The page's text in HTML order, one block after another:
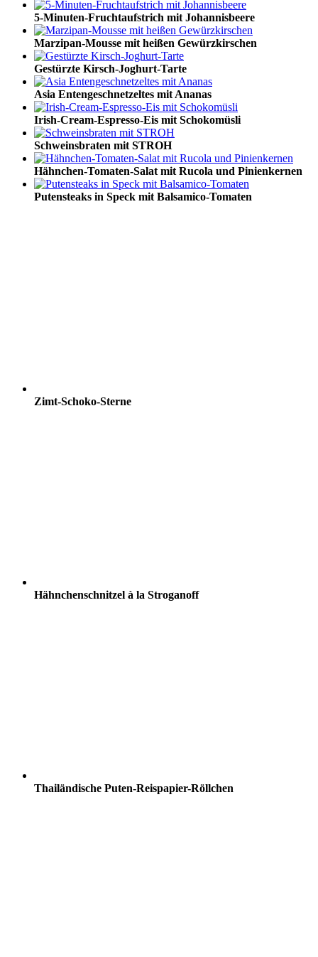
5-Minuten-Fruchtaufstrich mit Johannisbeere
Marzipan-Mousse mit heißen Gewürzkirschen
Gestürzte Kirsch-Joghurt-Tarte
Asia Entengeschnetzeltes mit Ananas
Irish-Cream-Espresso-Eis mit Schokomüsli
Schweinsbraten mit STROH
Hähnchen-Tomaten-Salat mit Rucola und Pinienkernen
Putensteaks in Speck mit Balsamico-Tomaten
Zimt-Schoko-Sterne
Hähnchenschnitzel à la Stroganoff
Thailändische Puten-Reispapier-Röllchen